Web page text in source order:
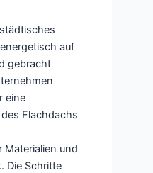
auf
gebracht
eine
Flachdachs
Materialien und
Die Schritte